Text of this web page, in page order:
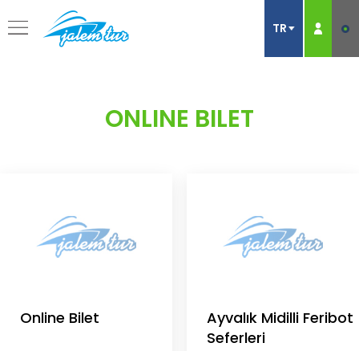
ONLINE BILET
Online Bilet
Ayvalık Midilli Feribot
Seferleri